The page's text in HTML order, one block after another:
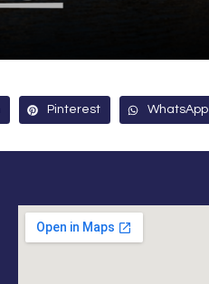
Pinterest WhatsApp